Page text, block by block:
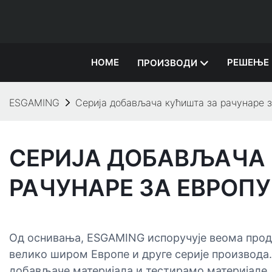
HOME ПРОИЗВОДИ РЕШЕЊЕ
ESGAMING Серија добављача кућишта за рачунаре
СЕРИЈА
РАЧУНАРЕ ЗА ЕВРОПУ
Од оснивања, ESGAMING испоручује веома
велико широм Европе и друге серије